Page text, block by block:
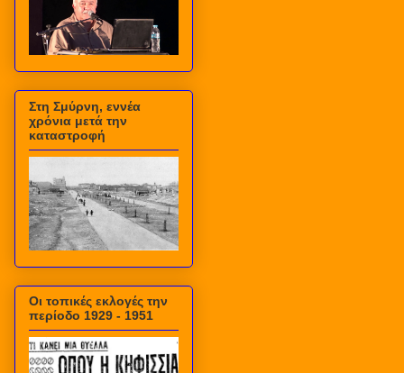
Στη Σμύρνη, εννέα
χρόνια μετά την
καταστροφή
Οι τοπικές εκλογές την
περίοδο 1929 - 1951